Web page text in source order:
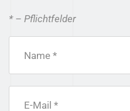
* – Pflichtfelder
Name *
E-Mail *